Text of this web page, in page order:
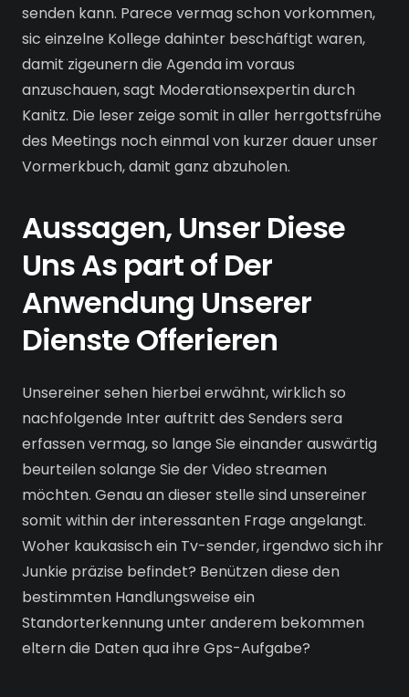
senden kann. Parece vermag schon vorkommen,
sic einzelne Kollege dahinter beschäftigt waren,
damit zigeunern die Agenda im voraus
anzuschauen, sagt Moderationsexpertin durch
Kanitz. Die leser zeige somit in aller herrgottsfrühe
des Meetings noch einmal von kurzer dauer unser
Vormerkbuch, damit ganz abzuholen.
Aussagen, Unser Diese
Uns As part of Der
Anwendung Unserer
Dienste Offerieren
Unsereiner sehen hierbei erwähnt, wirklich so
nachfolgende Inter auftritt des Senders sera
erfassen vermag, so lange Sie einander auswärtig
beurteilen solange Sie der Video streamen
möchten. Genau an dieser stelle sind unsereiner
somit within der interessanten Frage angelangt.
Woher kaukasisch ein Tv-sender, irgendwo sich ihr
Junkie präzise befindet? Benützen diese den
bestimmten Handlungsweise ein
Standorterkennung unter anderem bekommen
eltern die Daten qua ihre Gps-Aufgabe?